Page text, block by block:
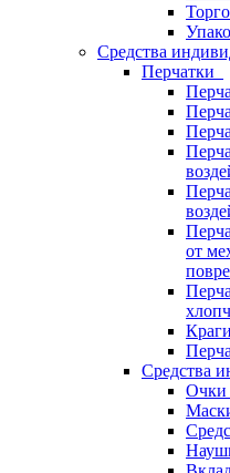
Средства
Перчатки
от
Средства
Очки